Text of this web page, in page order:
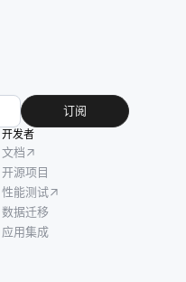
订阅
开发者
文档
开源项目
性能测试
数据迁移
应用集成